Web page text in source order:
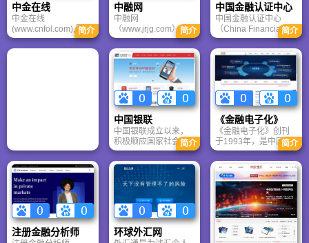
中金在线
中金在线
(www.cnfol.com),是中
国人的金融门户网
站，覆盖财经、股
站中排名前列。
简介
中融网
中融网
（www.jrjg.com）是
一个实时的金融信息
大集中监测平台；特
别注重于情报决策支
持、金融业务创新、
金融风险管理、金融
数据应用，精心打造
的一个金融信息、金
融业务、金融机构、
金融专家大集中的大
型网络增值服务平台
―――中国金融门
户！
简介
中国金融认证中心
中国金融认证中心
（China Financial
Certification
Authority，简称
CFCA）于2000年6月
29日挂牌成立，是经
中国人民银行和国家
信息安全管理机构批
准成立的国家级权威
的安全认证机构，重
要的国家金融信息安
全基础设施之一。也
是《中华人民共和国
电子签名法》颁布
后，我国首批获得电
子认证服务许可的电
子认证服务机构之
一。
简介
中国银联
中国银联成立以来，
积极顺应国家社会经
济发展和人民群众用
卡需要，牢记产业使
命，履行社会责任，
充分发挥银行卡组织
手商业银行和专业机
构等银行卡产业相关
各方，探索出了一条
中国特色的银行卡产
简介
《金融电子化》
《金融电子化》创刊
于1993年，是中国人
民银行主管，中国银
行业监督管理委员
会、中国保险监督管
理委员会、中国证券
监督管理委员会、国
家外汇管理局、中国
工商银行、中国农业
银行、中国银行、中
国建设银行、交通银
简介
注册金融分析师 环球外汇网